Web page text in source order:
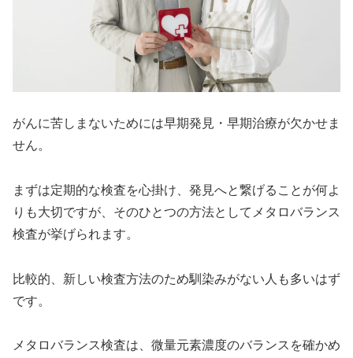
がんに苦しまないためには早期発見・早期治療が欠かせま
せん。
まずは定期的な検査を心掛け、発見へと繋げることが何よ
りも大切ですが、そのひとつの方法としてメタロバランス
検査が挙げられます。
比較的、新しい検査方法のため馴染みがない人も多いはず
です。
メタロバランス検査は、微量元素濃度のバランスを確かめ